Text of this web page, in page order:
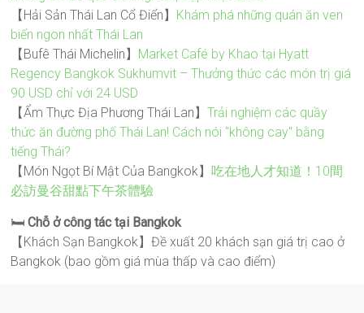
【Hải Sản Thái Lan Cổ Điển】 Khám phá những quán ăn ven
biển ngon nhất Thái Lan
【Bufê Thái Michelin】 Market Café by Khao tại Hyatt
Regency Bangkok Sukhumvit – Thưởng thức các món trị giá
90 USD chỉ với 24 USD
【Ẩm Thực Địa Phương Thái Lan】Trải nghiệm các quầy
thức ăn đường phố Thái Lan! Cách nói "không cay" bằng
tiếng Thái?
【Món Ngọt Bí Mật Của Bangkok】吃在地人才知道！10間
必訪曼谷甜點下午茶體驗
🛏️Chỗ ở công tác tại Bangkok
【Khách Sạn Bangkok】Đề xuất 20 khách sạn giá trị cao ở
Bangkok (bao gồm giá mùa thấp và cao điểm)